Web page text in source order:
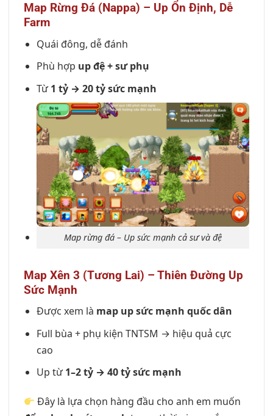
Map Rừng Đá (Nappa) – Up Ổn Định, Dễ
Farm
Quái đông, dễ đánh
Phù hợp up đệ + sư phụ
Từ1 tỷ → 20 tỷ sức mạnh
Map rừng đá – Up sức mạnh cả sư và đệ
Map Xên 3 (Tương Lai) – Thiên Đường Up
Sức Mạnh
Được xem là map up sức mạnh quốc dân
Full bùa + phụ kiện TNTSM → hiệu quả cực
cao
Up từ1–2 tỷ → 40 tỷ sức mạnh
Đây là lựa chọn hàng đầu cho anh em muốn